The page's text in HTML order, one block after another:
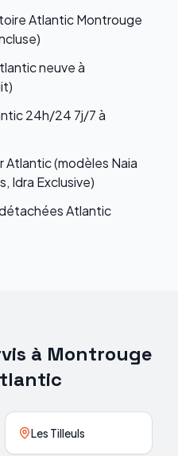
Atlantic Montrouge
neuve à
24h/24 7j/7 à
Atlantic (modèles Naia
Idra Exclusive)
Atlantic
à Montrouge
Les Tilleuls